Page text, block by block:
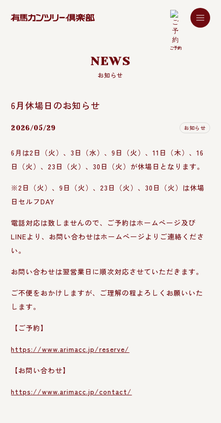
ご予約
NEWS
お知らせ
6月休場日のお知らせ
2026/05/29 お知らせ
6月は2日（火）、3日（水）、9日（火）、11日（木）、16
日（火）、23日（火）、30日（火）が休場日となります。
※2日（火）、9日（火）、23日（火）、30日（火）は休場
日セルフDAY
電話対応は致しませんので、ご予約はホームページ及び
LINEより、お問い合わせはホームページよりご連絡くださ
い。
お問い合わせは翌営業日に順次対応させていただきます。
ご不便をおかけしますが、ご理解の程よろしくお願いいた
します。
【ご予約】
https://www.arimacc.jp/reserve/
【お問い合わせ】
https://www.arimacc.jp/contact/